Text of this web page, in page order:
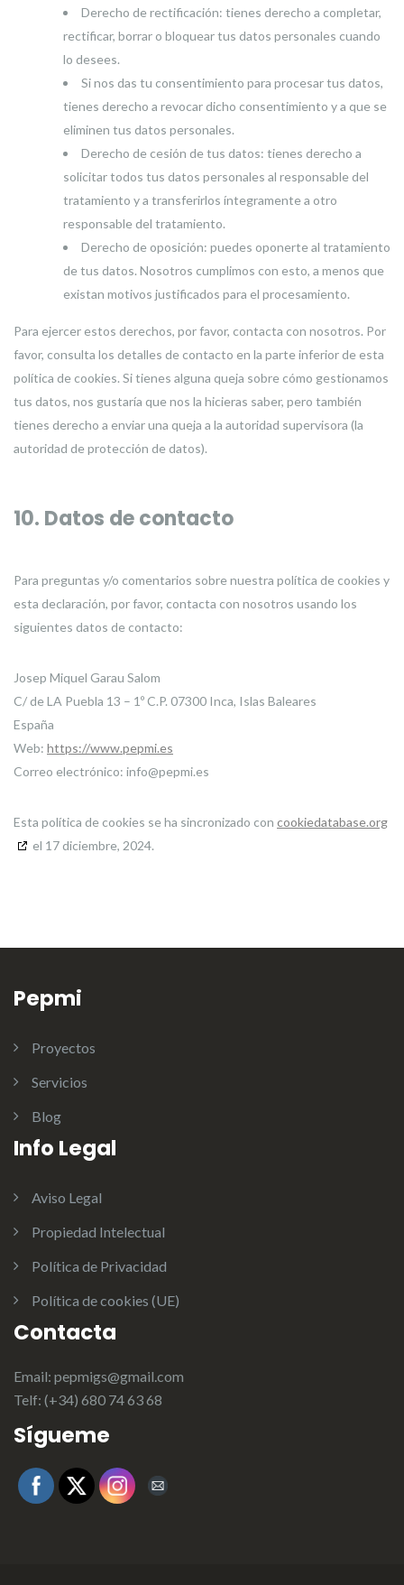
Derecho de rectificación: tienes derecho a completar,
rectificar, borrar o bloquear tus datos personales cuando
lo desees.
Si nos das tu consentimiento para procesar tus datos,
tienes derecho a revocar dicho consentimiento y a que se
eliminen tus datos personales.
Derecho de cesión de tus datos: tienes derecho a
solicitar todos tus datos personales al responsable del
tratamiento y a transferirlos íntegramente a otro
responsable del tratamiento.
Derecho de oposición: puedes oponerte al tratamiento
de tus datos. Nosotros cumplimos con esto, a menos que
existan motivos justificados para el procesamiento.
Para ejercer estos derechos, por favor, contacta con nosotros. Por
favor, consulta los detalles de contacto en la parte inferior de esta
política de cookies. Si tienes alguna queja sobre cómo gestionamos
tus datos, nos gustaría que nos la hicieras saber, pero también
tienes derecho a enviar una queja a la autoridad supervisora (la
autoridad de protección de datos).
10. Datos de contacto
Para preguntas y/o comentarios sobre nuestra política de cookies y
esta declaración, por favor, contacta con nosotros usando los
siguientes datos de contacto:
Josep Miquel Garau Salom
C/ de LA Puebla 13 – 1º C.P. 07300 Inca, Islas Baleares
España
Web: https://www.pepmi.es
Correo electrónico: info@pepmi.es
Esta política de cookies se ha sincronizado con cookiedatabase.org
el 17 diciembre, 2024.
Pepmi
Proyectos
Servicios
Blog
Info Legal
Aviso Legal
Propiedad Intelectual
Política de Privacidad
Política de cookies (UE)
Contacta
Email: pepmigs@gmail.com
Telf: (+34) 680 74 63 68
Sígueme